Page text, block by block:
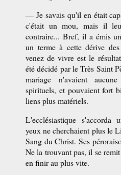
— Je savais qu'il en était
c'était un mou, mais il
contraire... Bref, il a émis
un terme à cette dérive
venez de vivre est le
été décidé par le Très Saint
mariage n'avaient
spirituels, et pouvaient fort
liens plus matériels.
L'ecclésiastique s'accorda
yeux ne cherchaient plus le
Sang du Christ. Ses
Ne la trouvant pas, il se
en finir au plus vite.